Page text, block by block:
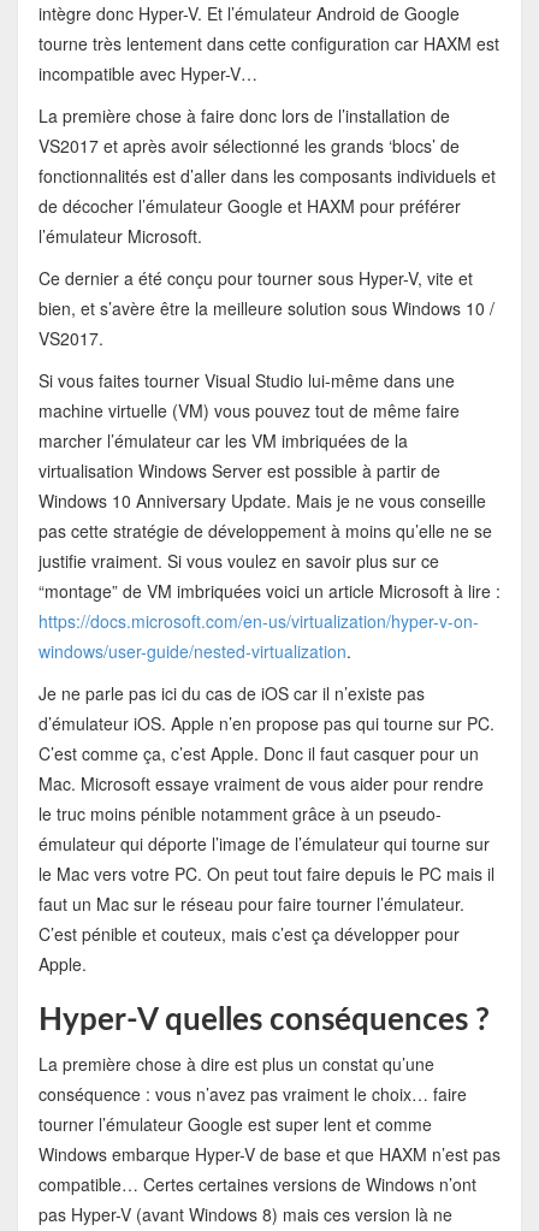
intègre donc Hyper-V. Et l’émulateur Android de Google
tourne très lentement dans cette configuration car HAXM est
incompatible avec Hyper-V…
La première chose à faire donc lors de l’installation de
VS2017 et après avoir sélectionné les grands ‘blocs’ de
fonctionnalités est d’aller dans les composants individuels et
de décocher l’émulateur Google et HAXM pour préférer
l’émulateur Microsoft.
Ce dernier a été conçu pour tourner sous Hyper-V, vite et
bien, et s’avère être la meilleure solution sous Windows 10 /
VS2017.
Si vous faites tourner Visual Studio lui-même dans une
machine virtuelle (VM) vous pouvez tout de même faire
marcher l’émulateur car les VM imbriquées de la
virtualisation Windows Server est possible à partir de
Windows 10 Anniversary Update. Mais je ne vous conseille
pas cette stratégie de développement à moins qu’elle ne se
justifie vraiment. Si vous voulez en savoir plus sur ce
“montage” de VM imbriquées voici un article Microsoft à lire :
https://docs.microsoft.com/en-us/virtualization/hyper-v-on-
windows/user-guide/nested-virtualization.
Je ne parle pas ici du cas de iOS car il n’existe pas
d’émulateur iOS. Apple n’en propose pas qui tourne sur PC.
C’est comme ça, c’est Apple. Donc il faut casquer pour un
Mac. Microsoft essaye vraiment de vous aider pour rendre
le truc moins pénible notamment grâce à un pseudo-
émulateur qui déporte l’image de l’émulateur qui tourne sur
le Mac vers votre PC. On peut tout faire depuis le PC mais il
faut un Mac sur le réseau pour faire tourner l’émulateur.
C’est pénible et couteux, mais c’est ça développer pour
Apple.
Hyper-V quelles conséquences ?
La première chose à dire est plus un constat qu’une
conséquence : vous n’avez pas vraiment le choix… faire
tourner l’émulateur Google est super lent et comme
Windows embarque Hyper-V de base et que HAXM n’est pas
compatible… Certes certaines versions de Windows n’ont
pas Hyper-V (avant Windows 8) mais ces version là ne